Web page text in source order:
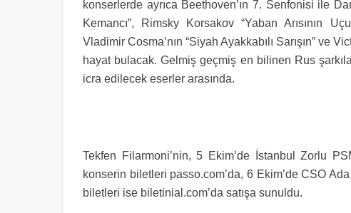
konserlerde ayrıca Beethoven’ın 7. Senfonisi ile
Kemancı”, Rimsky Korsakov “Yaban Arısının
Vladimir Cosma’nın “Siyah Ayakkabılı Sarışın” ve
hayat bulacak. Gelmiş geçmiş en bilinen Rus
icra edilecek eserler arasında.
Tekfen Filarmoni’nin, 5 Ekim’de İstanbul Zorlu
konserin biletleri passo.com’da, 6 Ekim’de CSO
biletleri ise biletinial.com’da satışa sunuldu.